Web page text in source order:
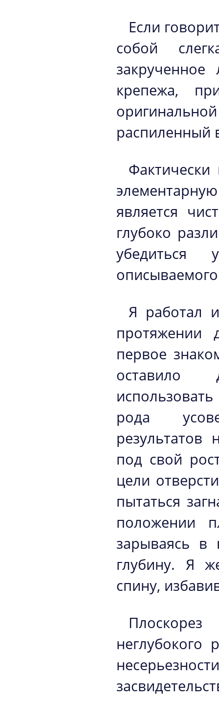
Если
собой
крепежа,
распиленный
является
глубоко
убедиться
Я работал
протяжении
первое
оставило
рода
результатов
под свой
цели
пытаться
положении
зарываясь в
глубину. Я
спину,